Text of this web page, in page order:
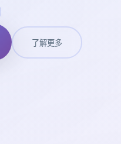
了解更多